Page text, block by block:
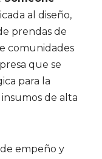
al diseño,
prendas de
comunidades
que se
para la
de alta
empeño y